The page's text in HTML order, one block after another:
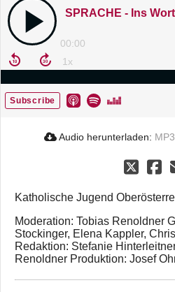
SPRACHE - Ins
00:00
Subscribe
Audio herunterladen: MP3
Katholische Jugend
Moderation: Tobias Renoldner
Stockinger, Elena Kappler,
Redaktion: Stefanie
Renoldner Produktion: Josef